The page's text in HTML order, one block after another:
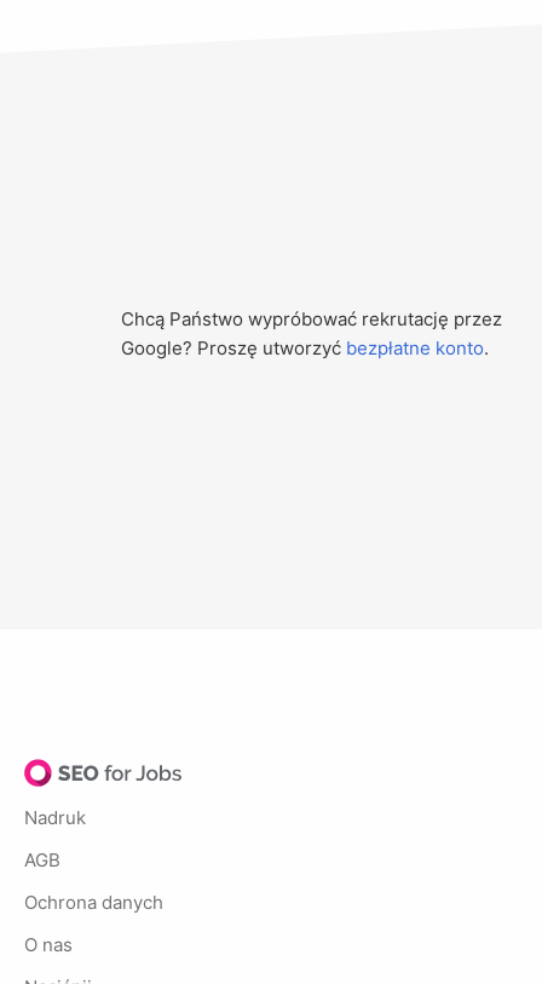
Chcą Państwo wypróbować rekrutację przez
Google? Proszę utworzyć bezpłatne konto.
Nadruk
AGB
Ochrona danych
O nas